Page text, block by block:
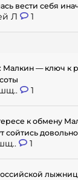
вести себя
Л 1
Малкин — ключ к
1
к обмену
сойтись
1